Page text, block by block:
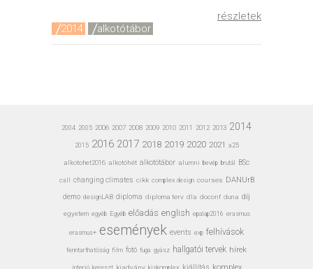
részletek
2014
alkotótábor
2004 2005 2006 2007 2008 2009 2010 2011 2012 2013 2014
2015 2016 2017 2018 2019 2020 2021 a25
alkotohet2016 alkotóhét alkotótábor alumni bevép brutál BSc
call changing climates cikk complex design courses DANUrB
demo designLAB diploma diploma terv dla doconf duna díj
egyetem egyéb Egyéb előadás english epalap2016 erasmus
erasmus+ események events exp felhívások
fenntarthatóság film fotó fuga gyász hallgatói tervek hírek
interjú kereszt kiadvány kiskomplex kiállítás komplex